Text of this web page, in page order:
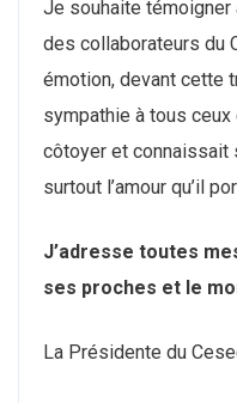
Je souhaite
des collaborateurs du
émotion, devant cette
sympathie à tous ceux
côtoyer et connaissait
surtout l’amour qu’il
J’adresse toutes
ses proches et le
La Présidente du